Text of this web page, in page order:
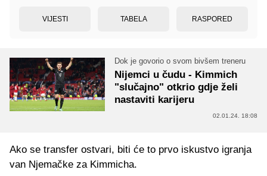
VIJESTI TABELA RASPORED
Dok je govorio o svom bivšem treneru
Nijemci u čudu - Kimmich
"slučajno" otkrio gdje želi
nastaviti karijeru
02.01.24. 18:08
Ako se transfer ostvari, biti će to prvo iskustvo igranja
van Njemačke za Kimmicha.